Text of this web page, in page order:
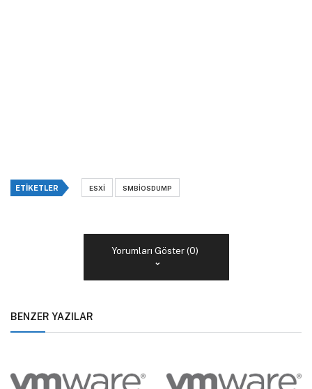
ETIKETLER ESXI SMBIOSDUMP
Yorumları Göster (0)
BENZER YAZILAR